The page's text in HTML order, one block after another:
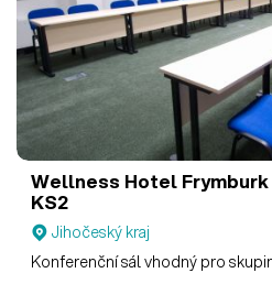
Wellness Hotel Frymburk
KS2
Jihočeský kraj
Konferenční sál vhodný pro